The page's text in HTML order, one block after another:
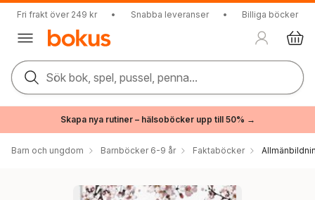
Fri frakt över 249 kr • Snabba leveranser • Billiga böcker
Sök bok, spel, pussel, penna...
Skapa nya rutiner – hälsoböcker upp till 50% →
Barn och ungdom Barnböcker 6-9 år Faktaböcker